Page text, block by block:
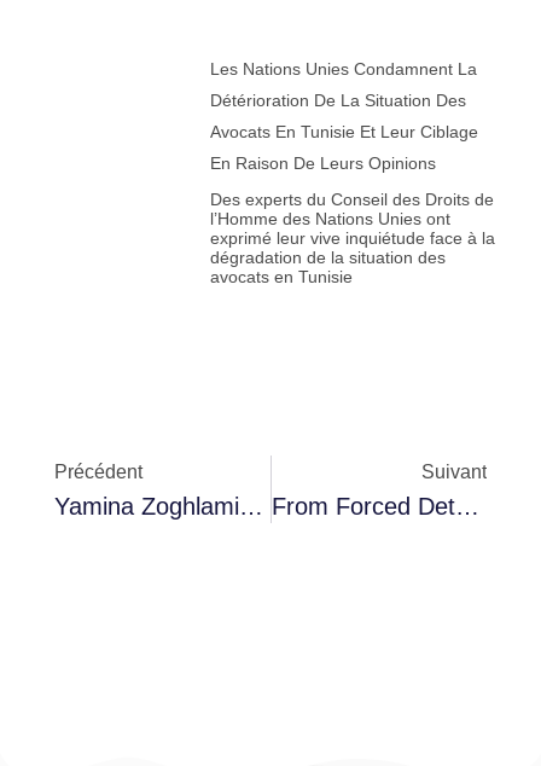
Les Nations Unies Condamnent La
Détérioration De La Situation Des
Avocats En Tunisie Et Leur Ciblage
En Raison De Leurs Opinions
Des experts du Conseil des Droits de
l’Homme des Nations Unies ont
exprimé leur vive inquiétude face à la
dégradation de la situation des
avocats en Tunisie
Précédent
Yamina Zoghlami Interrogée Dans L’affaire De La Session Parlementaire Virtuelle, Libérée Sous Caution
Suivant
From Forced Detention And Torture To Medical Neglect: Bhiri Faces The Risk Of Slow Death